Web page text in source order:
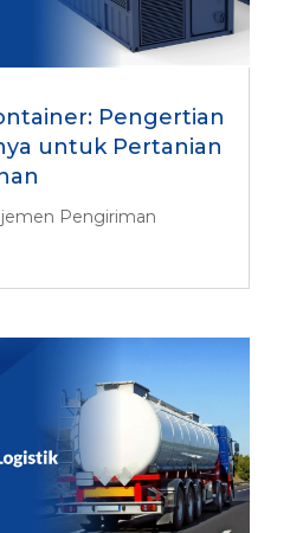
Pengertian
untuk Pertanian
Pengiriman